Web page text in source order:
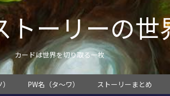
トーリーの世
カードは世界を切り取る一枚
PW名（タ～ワ） ストーリーまとめ